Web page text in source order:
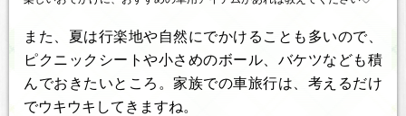
また、夏は行楽地や自然にでかけることも多いので、
ピクニックシートや小さめのボール、バケツなども積
んでおきたいところ。家族での車旅行は、考えるだけ
でウキウキしてきますね。